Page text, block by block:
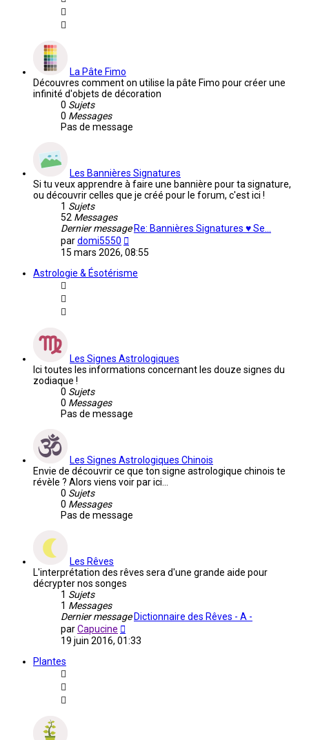
La Pâte Fimo
Découvres comment on utilise la pâte Fimo pour créer une
infinité d'objets de décoration
0 Sujets
0 Messages
Pas de message
Les Bannières Signatures
Si tu veux apprendre à faire une bannière pour ta signature,
ou découvrir celles que je créé pour le forum, c'est ici !
1 Sujets
52 Messages
Dernier messageRe: Bannières Signatures ♥ Se…
pardomi5550
le
message
15 mars 2026, 08:55
Astrologie & Ésotérisme
Les Signes Astrologiques
Ici toutes les informations concernant les douze signes du
zodiaque !
0 Sujets
0 Messages
Pas de message
Les Signes Astrologiques Chinois
Envie de découvrir ce que ton signe astrologique chinois te
révèle ? Alors viens voir par ici...
0 Sujets
0 Messages
Pas de message
Les Rêves
L'interprétation des rêves sera d'une grande aide pour
décrypter nos songes
1 Sujets
1 Messages
Dernier messageDictionnaire des Rêves - A -
parCapucine
le
19 juin 2016, 01:33
Plantes